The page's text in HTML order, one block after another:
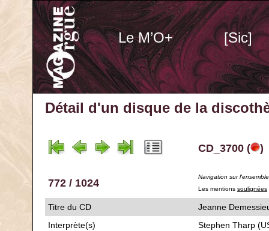
Le M’O+ [Sic]
Détail d'un disque de la
CD_3700 ( )
772 / 1024
Navigation sur
Les mentions soulignées
Titre du CD
Jeanne
Interprète(s)
Stephen Tharp